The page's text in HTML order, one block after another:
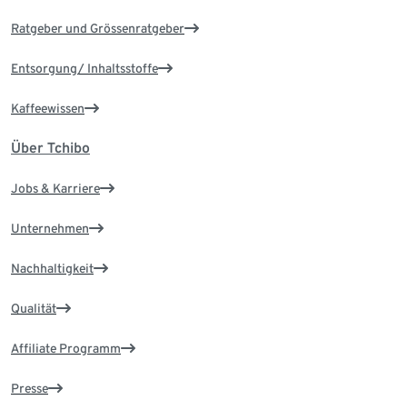
Ratgeber und Grössenratgeber
Entsorgung/ Inhaltsstoffe
Kaffeewissen
Über Tchibo
Jobs & Karriere
Unternehmen
Nachhaltigkeit
Qualität
Affiliate Programm
Presse